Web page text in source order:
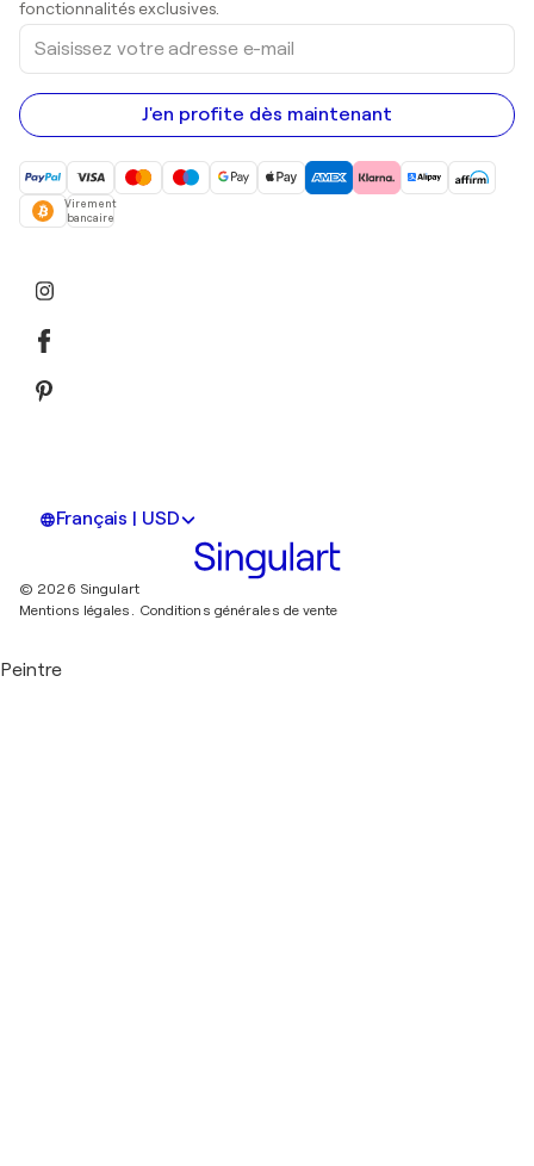
fonctionnalités exclusives.
Saisissez
votre
adresse
e-
mail
J'en profite dès maintenant
Virement
bancaire
Français | USD
© 2026 Singulart
Mentions légales. Conditions générales de vente
Peintre